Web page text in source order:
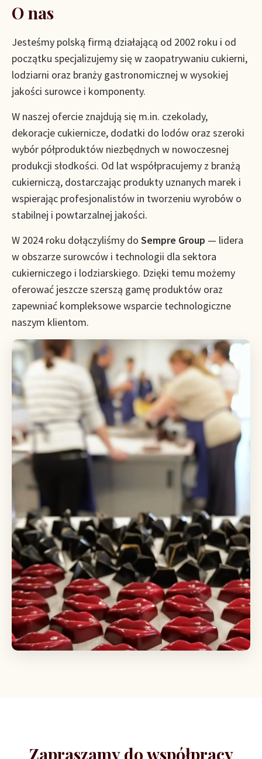
O nas
Jesteśmy polską firmą działającą od 2002 roku i od
początku specjalizujemy się w zaopatrywaniu cukierni,
lodziarni oraz branży gastronomicznej w wysokiej
jakości surowce i komponenty.
W naszej ofercie znajdują się m.in. czekolady,
dekoracje cukiernicze, dodatki do lodów oraz szeroki
wybór półproduktów niezbędnych w nowoczesnej
produkcji słodkości. Od lat współpracujemy z branżą
cukierniczą, dostarczając produkty uznanych marek i
wspierając profesjonalistów in tworzeniu wyrobów o
stabilnej i powtarzalnej jakości.
W 2024 roku dołączyliśmy do Sempre Group — lidera
w obszarze surowców i technologii dla sektora
cukierniczego i lodziarskiego. Dzięki temu możemy
oferować jeszcze szerszą gamę produktów oraz
zapewniać kompleksowe wsparcie technologiczne
naszym klientom.
Zapraszamy do współpracy